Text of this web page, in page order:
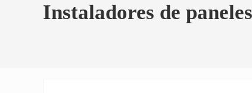
Instaladores de